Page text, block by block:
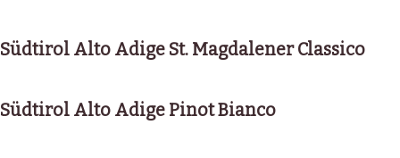
Südtirol Alto Adige St. Magdalener Classico
Südtirol Alto Adige Pinot Bianco